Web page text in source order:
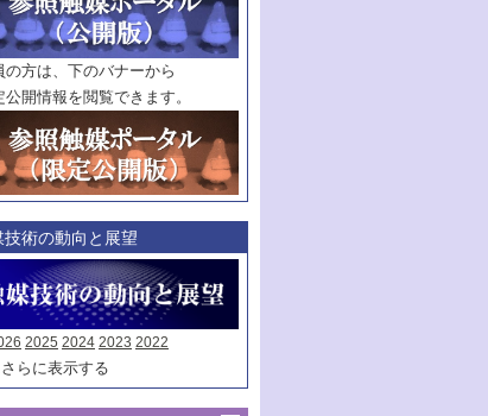
範囲指定
巻
号～
巻
号
触媒年鑑
年度
種別
ーク：
マークあり
の方は、下のバナーから
公開情報を閲覧できます。
技術の動向と展望
2025 2024 2023 2022
らに表示する